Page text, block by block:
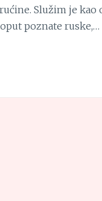
Služim je kao
poznate ruske,…